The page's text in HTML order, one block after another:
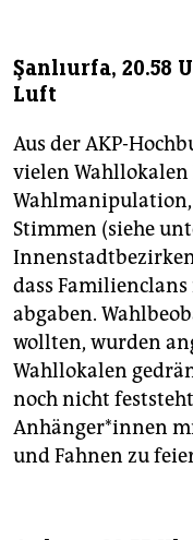
Şanlıurfa, 20.58
Luft
Aus der AKP-
vielen Wahllokalen
Stimmen (siehe
dass
abgaben.
wollten, wurden
Wahllokalen
noch nicht
Anhänger*innen
und Fahnen zu